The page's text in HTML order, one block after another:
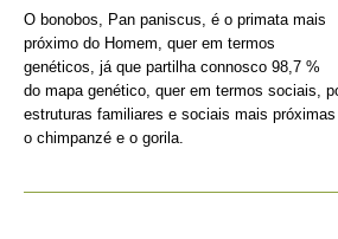
O bonobos, Pan paniscus, é o primata mais
próximo do Homem, quer em termos
genéticos, já que partilha connosco 98,7 %
do mapa genético, quer em termos sociais,
estruturas familiares e sociais mais
o chimpanzé e o gorila.